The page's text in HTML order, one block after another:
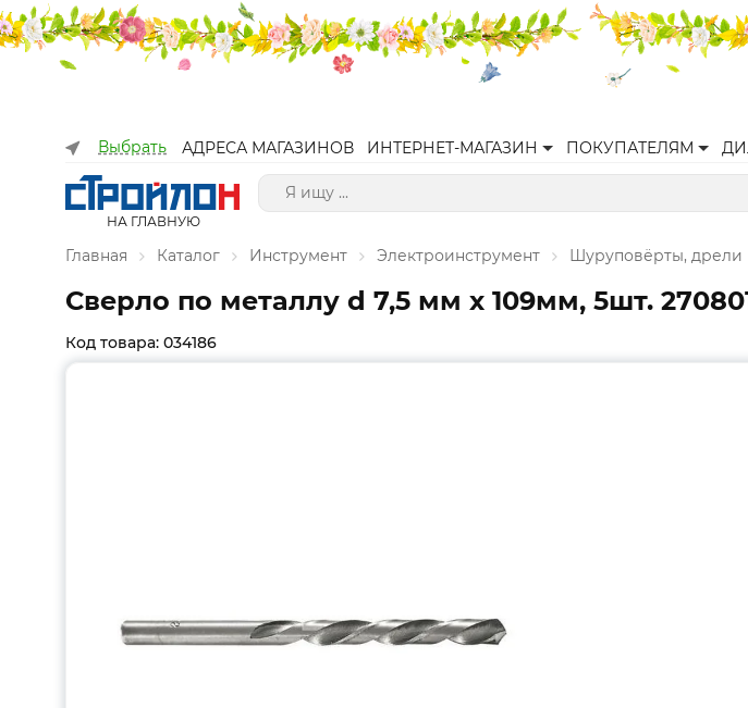
Выбрать АДРЕСА МАГАЗИНОВ ИНТЕРНЕТ-МАГАЗИН ПОКУПАТЕЛЯМ
НА ГЛАВНУЮ
Главная Каталог Инструмент Электроинструмент Шуруповёрты, дрели
Сверло по металлу d 7,5 мм x 109мм, 5шт.
Код товара: 034186